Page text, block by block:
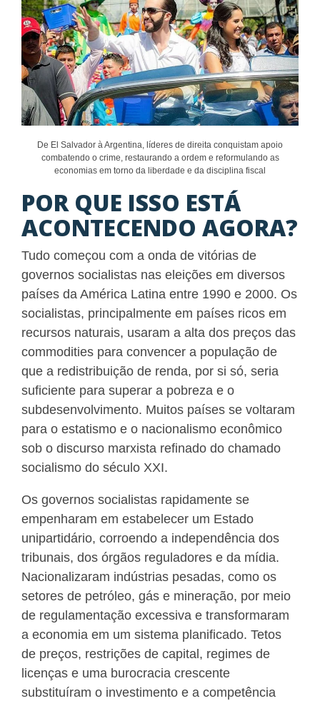
De El Salvador à Argentina, líderes de direita conquistam apoio
combatendo o crime, restaurando a ordem e reformulando as
economias em torno da liberdade e da disciplina fiscal
POR QUE ISSO ESTÁ
ACONTECENDO AGORA?
Tudo começou com a onda de vitórias de
governos socialistas nas eleições em diversos
países da América Latina entre 1990 e 2000. Os
socialistas, principalmente em países ricos em
recursos naturais, usaram a alta dos preços das
commodities para convencer a população de
que a redistribuição de renda, por si só, seria
suficiente para superar a pobreza e o
subdesenvolvimento. Muitos países se voltaram
para o estatismo e o nacionalismo econômico
sob o discurso marxista refinado do chamado
socialismo do século XXI.
Os governos socialistas rapidamente se
empenharam em estabelecer um Estado
unipartidário, corroendo a independência dos
tribunais, dos órgãos reguladores e da mídia.
Nacionalizaram indústrias pesadas, como os
setores de petróleo, gás e mineração, por meio
de regulamentação excessiva e transformaram
a economia em um sistema planificado. Tetos
de preços, restrições de capital, regimes de
licenças e uma burocracia crescente
substituíram o investimento e a competência